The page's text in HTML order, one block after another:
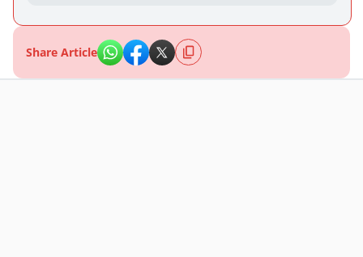
Share Article